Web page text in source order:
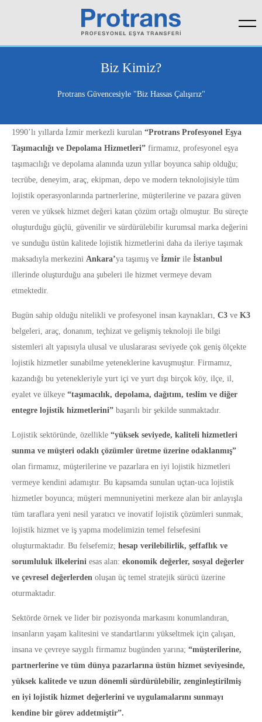
Biz Kimiz?
Protrans Güvencesiyle "Biz Hassas Çalışırız"
1990’lı yıllarda İzmir merkezli kurulan “Protrans Profesyonel Eşya
Taşımacılığı ve Depolama Hizmetleri” firmamız, profesyonel eşya
taşımacılığı ve depolama alanında uzun yıllar boyunca sahip olduğu;
tecrübe, deneyim, araç, ekipman, depo ve modern teknolojisiyle tüm
lojistik operasyonlarında partnerlerine, müşterilerine ve pazara güven
veren ve yüksek hizmet değeri katan çözüm ortağı olmuştur. Bu süreçte
oluşturduğu güçlü, güvenilir ve sürdürülebilir kurumsal marka değerini
ve sunduğu üstün kalitede lojistik hizmetlerini daha da ileriye taşımak
maksadıyla merkezini Ankara’ya taşımış ve İzmir ile İstanbul
illerinde oluşturduğu ana şubeleri ile hizmet vermeye devam
etmektedir.
Bugün sahip olduğu nitelikli ve profesyonel insan kaynakları, C3 ve K3
belgeleri, araç, donanım, teçhizat ve gelişmiş teknoloji ile bilgi
sistemleri alt yapısıyla ulusal ve uluslararası seviyede çok geniş ölçekte
lojistik hizmetler sunabilme yeteneklerine kavuşmuştur. Firmamız,
kazandığı bu yetenekleriyle yurt içi ve yurt dışı birçok köy, ilçe, il,
eyalet ve ülkeye “taşımacılık, depolama, dağıtım, teslim ve diğer
entegre lojistik hizmetlerini” başarılı bir şekilde sunmaktadır.
Lojistik sektöründe, özellikle “yüksek seviyede, kaliteli hizmetleri
sunma ve müşteri odaklı çözümler üretme üzerine odaklanmış”
olan firmamız, müşterilerine ve pazarlara en iyi lojistik hizmetleri
vermeye kendini adamıştır. Bu kapsamda sunulan uçtan-uca lojistik
hizmetler boyunca; müşteri memnuniyetini merkeze alan bir anlayışla
tüm taraflara yeni nesil yaratıcı ve inovatif lojistik çözümleri sunmak,
lojistik hizmet ve iş yapma modelimizin temel felsefesini
oluşturmaktadır. Bu felsefemiz; hesap verilebilirlik, şeffaflık ve
sorumluluk ilkelerini esas alan: ekonomik değerler, sosyal değerler
ve çevresel değerlerden oluşan üç temel stratejik sürücü üzerine
oturmaktadır.
Sektörde örnek ve lider bir pozisyonda markasını konumlandıran,
insanların yaşam kalitesini ve standartlarını yükseltmek için çalışan,
insana ve çevreye saygılı firmamız bugünden yarına; “müşterilerine,
partnerlerine ve tüm dünya pazarlarına üstün hizmet seviyesinde,
yüksek kalitede ve uzun dönemli sürdürülebilir, zenginleştirilmiş
en iyi lojistik hizmet değerlerini ve uygulamalarını sunmayı
kendine bir görev addetmiştir”.
Yurt Dışı Ev ve Ofis Taşımacılığı